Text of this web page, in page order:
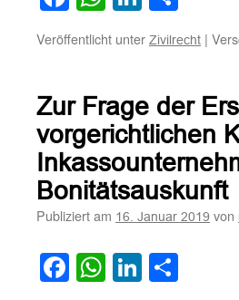
Veröffentlicht unter Zivilrecht |
Zur Frage der
vorgerichtlichen
Bonitätsauskunft
Publiziert am 16. Januar 2019 von
Facebook
WhatsApp
LinkedIn